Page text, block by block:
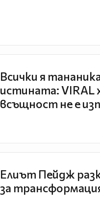
Всички я
истината: VIRAL
всъщност не е
Елиът Пейдж
за